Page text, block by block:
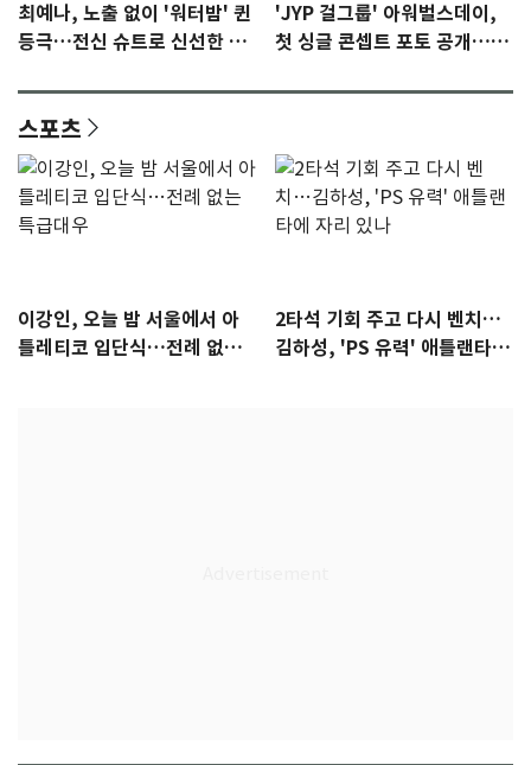
최예나, 노출 없이 '워터밤' 퀸
등극…전신 슈트로 신선한 충
'JYP 걸그룹' 아워벌스데이,
첫 싱글 콘셉트 포토 공개…청
스포츠
이강인, 오늘 밤 서울에서 아
틀레티코 입단식…전례 없는
2타석 기회 주고 다시 벤치…
김하성, 'PS 유력' 애틀랜타에